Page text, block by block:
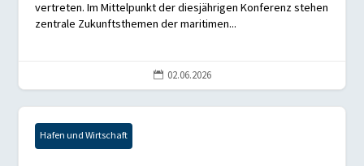
vertreten. Im Mittelpunkt der diesjährigen Konferenz stehen
zentrale Zukunftsthemen der maritimen...
 02.06.2026
Hafen und Wirtschaft